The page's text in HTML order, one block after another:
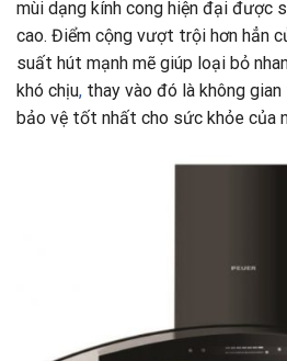
mùi dạng kính cong hiện đại được
cao. Điểm cộng vượt trội hơn hẳn
suất hút mạnh mẽ giúp loại bỏ
khó chịu, thay vào đó là không
bảo vệ tốt nhất cho sức khỏe của